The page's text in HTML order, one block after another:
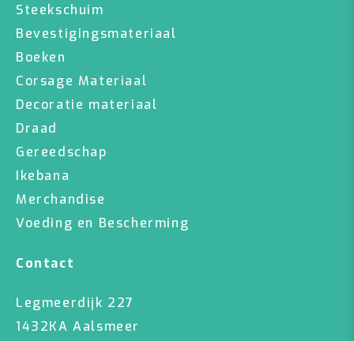
Steekschuim
Bevestigingsmateriaal
Boeken
Corsage Materiaal
Decoratie materiaal
Draad
Gereedschap
Ikebana
Merchandise
Voeding en Bescherming
Contact
Legmeerdijk 227
1432KA Aalsmeer